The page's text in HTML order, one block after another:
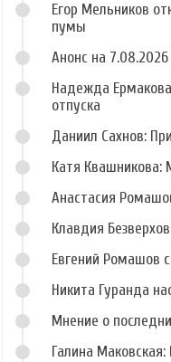
Егор Мельников
пумы
Анонс на 7.08.2026
Надежда
отпуска
Даниил Сахнов:
Катя
Анастасия
Клавдия
Евгений Ромашов
Никита Гуранда
Мнение о
Галина